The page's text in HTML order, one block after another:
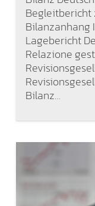
Begleitbericht
Bilanzanhang
Lagebericht
Relazione
Bilanz…